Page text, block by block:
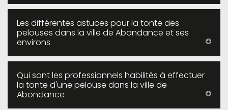
Les différentes astuces pour la tonte des
pelouses dans la ville de Abondance et ses
environs
Qui sont les professionnels habilités à effectuer
la tonte d'une pelouse dans la ville de
Abondance